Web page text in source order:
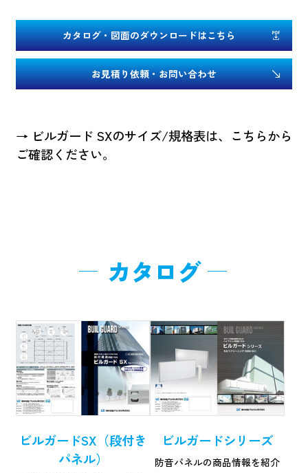
カタログ・図面のダウンロードはこちら
お見積り依頼・お問い合わせ
→ ビルガード SXのサイズ/規格表は、こちらから
ご確認ください。
カタログ
ビルガードSX（段付き
パネル）
ビルガードシリーズ
防音パネルの商品情報を紹介